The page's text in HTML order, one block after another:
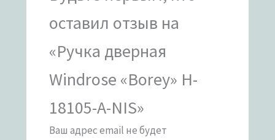
оставил отзыв на
«Ручка дверная
Windrose «Borey» H-
18105-A-NIS»
Ваш адрес email не будет